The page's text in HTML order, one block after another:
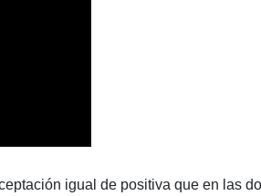
igual de positiva que en las